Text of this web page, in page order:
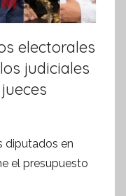
electorales
judiciales
diputados en
el presupuesto